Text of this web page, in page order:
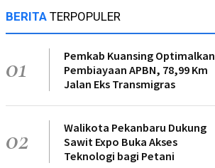
BERITA TERPOPULER
01
Pemkab Kuansing Optimalkan
Pembiayaan APBN, 78,99 Km
Jalan Eks Transmigras
02
Walikota Pekanbaru Dukung
Sawit Expo Buka Akses
Teknologi bagi Petani